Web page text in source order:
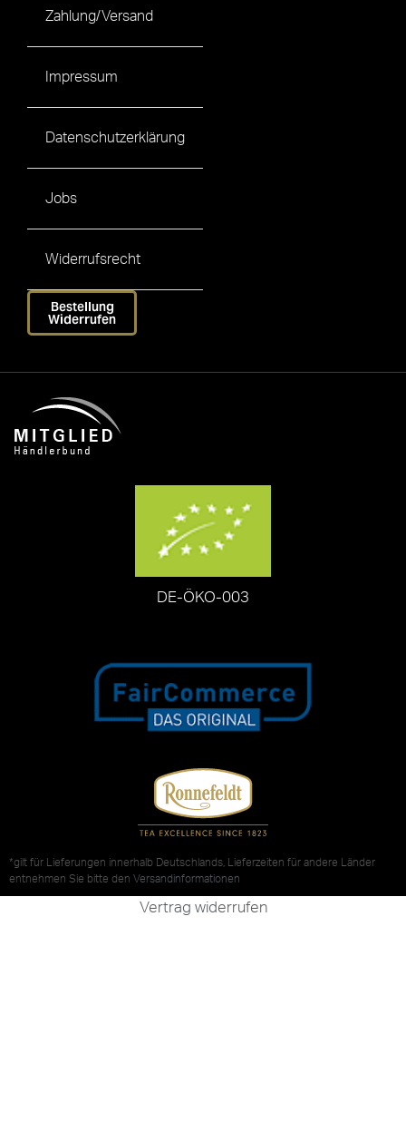
Zahlung/Versand
Impressum
Datenschutzerklärung
Jobs
Widerrufsrecht
Bestellung
Widerrufen
DE-ÖKO-003
*gilt für Lieferungen innerhalb Deutschlands, Lieferzeiten für andere Länder
entnehmen Sie bitte den Versandinformationen
Vertrag widerrufen